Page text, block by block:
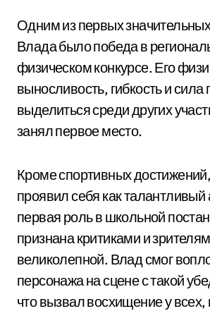
Одним из первых
Влада было победа в
физическом конкурсе. Его
выносливость, гибкость и
выделиться среди других
занял первое место.
Кроме спортивных
проявил себя как талантливый
первая роль в школьной
признана критиками и
великолепной. Влад смог
персонажа на сцене с такой
что вызвал восхищение у всех,